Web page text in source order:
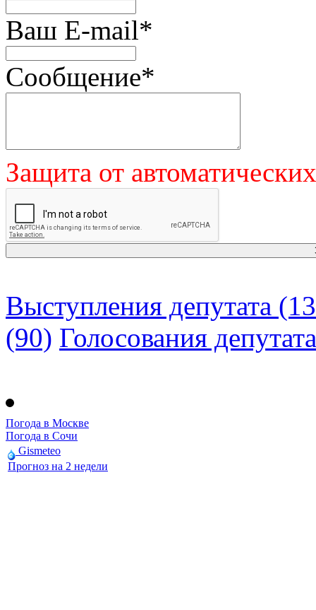
Ваш E-mail*
Сообщение*
Защита от
Выступления депутата
(90) Голосования депутата
Погода в Москве
Погода в Сочи
Gismeteo
Прогноз на 2 недели